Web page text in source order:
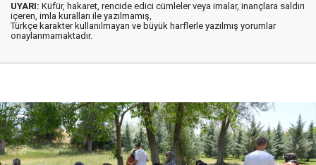
UYARI: Küfür, hakaret, rencide edici cümleler veya imalar, inançlara saldırı
içeren, imla kuralları ile yazılmamış,
Türkçe karakter kullanılmayan ve büyük harflerle yazılmış yorumlar
onaylanmamaktadır.